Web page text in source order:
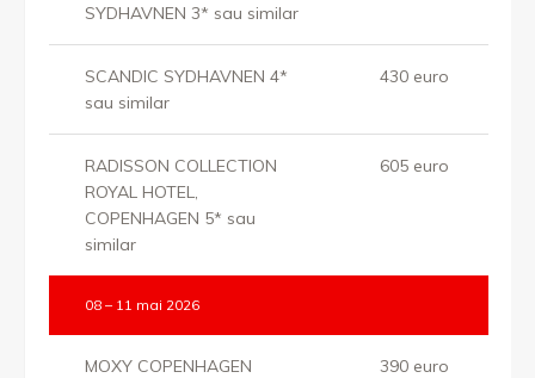
SYDHAVNEN 3* sau similar
SCANDIC SYDHAVNEN 4*
sau similar
430 euro
RADISSON COLLECTION
ROYAL HOTEL,
COPENHAGEN 5* sau
similar
605 euro
08 – 11 mai 2026
MOXY COPENHAGEN
390 euro